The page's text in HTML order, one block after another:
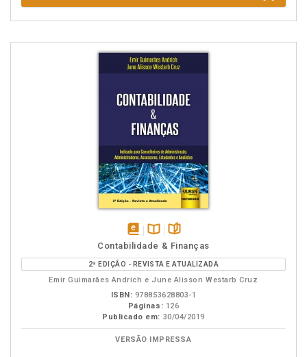
disponível
em
eBook
Disponível
na
B.V.
páginas
Contabilidade & Finanças
2ª EDIÇÃO - REVISTA E ATUALIZADA
Emir Guimarães Andrich e June Alisson Westarb Cruz
ISBN: 978853628803-1
Páginas: 126
Publicado em: 30/04/2019
VERSÃO IMPRESSA